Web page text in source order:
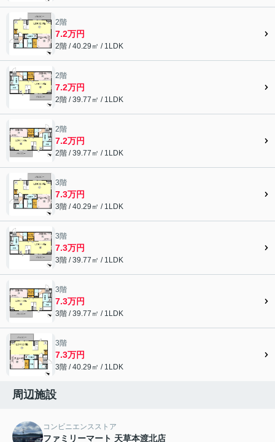
2階
7.2万円
2階 / 40.29㎡ / 1LDK
2階
7.2万円
2階 / 39.77㎡ / 1LDK
2階
7.2万円
2階 / 39.77㎡ / 1LDK
3階
7.3万円
3階 / 40.29㎡ / 1LDK
3階
7.3万円
3階 / 39.77㎡ / 1LDK
3階
7.3万円
3階 / 39.77㎡ / 1LDK
3階
7.3万円
3階 / 40.29㎡ / 1LDK
周辺施設
コンビニエンスストア
ファミリーマート 天草本渡北店